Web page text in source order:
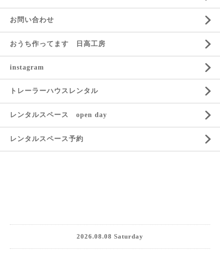
お問い合わせ
おうち作ってます 日高工房
instagram
トレーラーハウスレンタル
レンタルスペース open day
レンタルスペース予約
2026.08.08 Saturday